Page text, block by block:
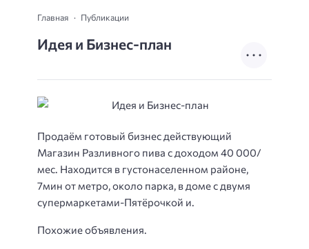
Главная Публикации
Идея и Бизнес-план
Продаём готовый бизнес действующий
Магазин Разливного пива с доходом 40 000/
мес. Находится в густонаселенном районе,
7мин от метро, около парка, в доме с двумя
супермаркетами-Пятёрочкой и.
Похожие объявления.